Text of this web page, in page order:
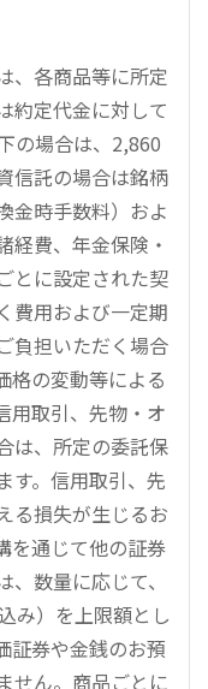
、各商品等に所定
約定代金に対して
の場合は、2,860
信託の場合は銘柄
金時手数料）およ
経費、年金保険・
とに設定された契
費用および一定期
負担いただく場合
格の変動等による
用取引、先物・オ
は、所定の委託保
す。信用取引、先
る損失が生じるお
を通じて他の証券
数量に応じて、
み）を上限額とし
証券や金銭のお預
せん。商品ごとに